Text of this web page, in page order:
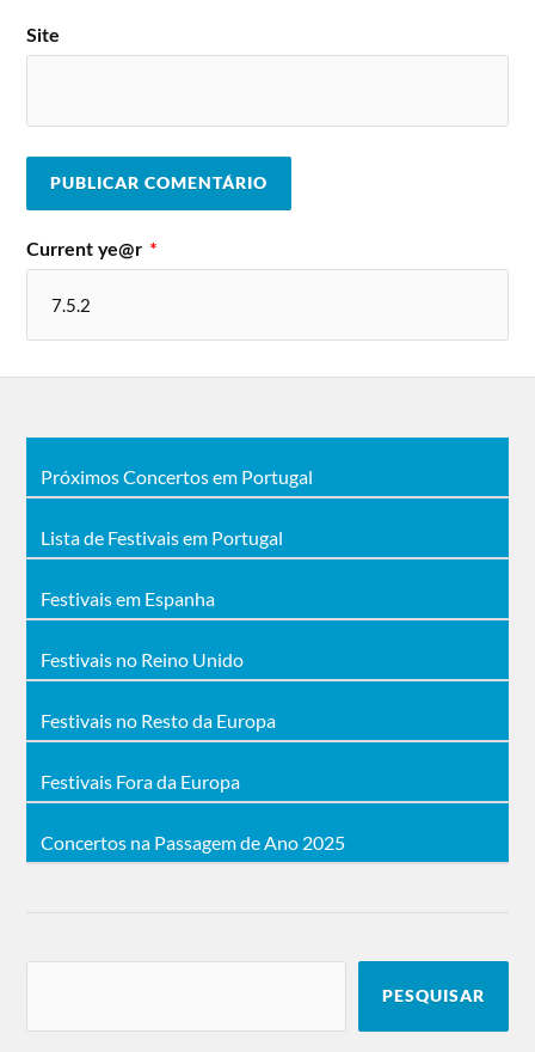
Site
Current ye@r *
Próximos Concertos em Portugal
Lista de Festivais em Portugal
Festivais em Espanha
Festivais no Reino Unido
Festivais no Resto da Europa
Festivais Fora da Europa
Concertos na Passagem de Ano 2025
PESQUISAR